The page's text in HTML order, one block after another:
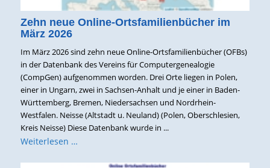
Zehn neue Online-Ortsfamilienbücher im
März 2026
Im März 2026 sind zehn neue Online-Ortsfamilienbücher (OFBs)
in der Datenbank des Vereins für Computergenealogie
(CompGen) aufgenommen worden. Drei Orte liegen in Polen,
einer in Ungarn, zwei in Sachsen-Anhalt und je einer in Baden-
Württemberg, Bremen, Niedersachsen und Nordrhein-
Westfalen. Neisse (Altstadt u. Neuland) (Polen, Oberschlesien,
Kreis Neisse) Diese Datenbank wurde in ...
Weiterlesen …